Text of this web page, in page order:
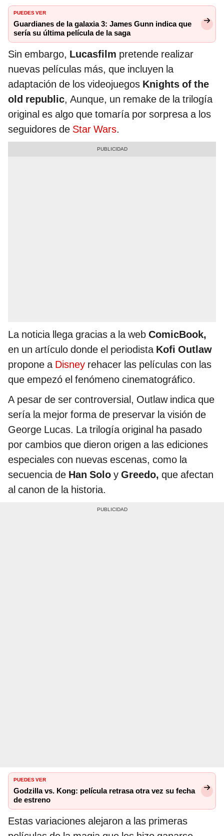
PUEDES VER
Guardianes de la galaxia 3: James Gunn indica que
sería su última película de la saga
Sin embargo, Lucasfilm pretende realizar
nuevas películas más, que incluyen la
adaptación de los videojuegos Knights of the
old republic, Aunque, un remake de la trilogía
original es algo que tomaría por sorpresa a los
seguidores de Star Wars.
La noticia llega gracias a la web ComicBook,
en un artículo donde el periodista Kofi Outlaw
propone a Disney rehacer las películas con las
que empezó el fenómeno cinematográfico.
A pesar de ser controversial, Outlaw indica que
sería la mejor forma de preservar la visión de
George Lucas. La trilogía original ha pasado
por cambios que dieron origen a las ediciones
especiales con nuevas escenas, como la
secuencia de Han Solo y Greedo, que afectan
al canon de la historia.
PUEDES VER
Godzilla vs. Kong: película retrasa otra vez su fecha
de estreno
Estas variaciones alejaron a las primeras